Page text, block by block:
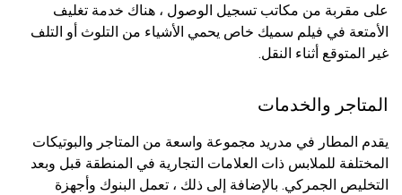
على مقربة من مكاتب تسجيل الوصول ، هناك خدمة تغليف
الأمتعة في فيلم سميك خاص يحمي الأشياء من التلوث أو التلف
غير المتوقع أثناء النقل.
المتاجر والخدمات
يقدم المطار في مدريد مجموعة واسعة من المتاجر والبوتيكات
المختلفة للملابس ذات العلامات التجارية في المنطقة قبل وبعد
التخليص الجمركي. بالإضافة إلى ذلك ، تعمل البنوك وأجهزة